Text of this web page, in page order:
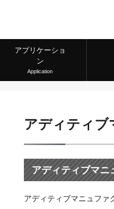
アプリケーショ
ン
Application
アディティブ
アディティブマニ
アディティブマニュファ